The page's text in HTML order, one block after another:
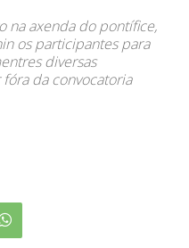
na axenda do pontífice,
os participantes para
diversas
da convocatoria